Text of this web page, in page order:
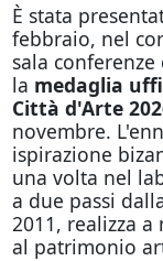
È stata
febbraio, nel
sala conferenze
la medaglia
Città d'Arte
novembre.
ispirazione
una volta nel
a due passi
2011, realizza
al patrimonio